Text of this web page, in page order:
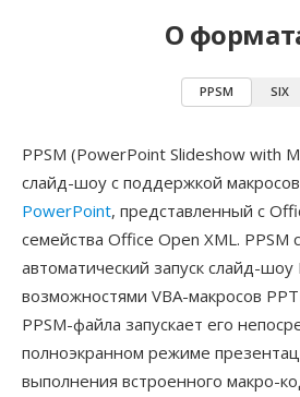
О
PPSM SIX
PPSM (PowerPoint Slideshow with
слайд-шоу с поддержкой
PowerPoint, представленный с
семейства Office Open XML. PPSM
автоматический запуск слайд-шоу
возможностями VBA-макросов
PPSM-файла запускает его
полноэкранном режиме
выполнения встроенного макро-